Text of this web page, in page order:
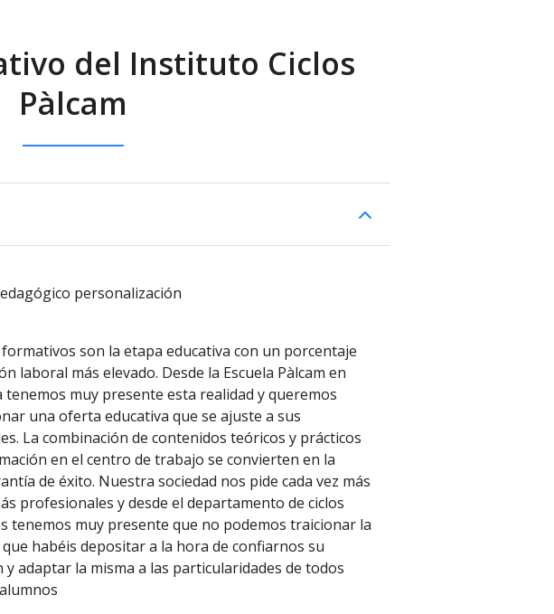
del Instituto Ciclos
Pàlcam
personalización
formativos son la etapa educativa con un porcentaje
laboral más elevado. Desde la Escuela Pàlcam en
tenemos muy presente esta realidad y queremos
una oferta educativa que se ajuste a sus
La combinación de contenidos teóricos y prácticos
en el centro de trabajo se convierten en la
de éxito. Nuestra sociedad nos pide cada vez más
profesionales y desde el departamento de ciclos
tenemos muy presente que no podemos traicionar la
habéis depositar a la hora de confiarnos su
y adaptar la misma a las particularidades de todos